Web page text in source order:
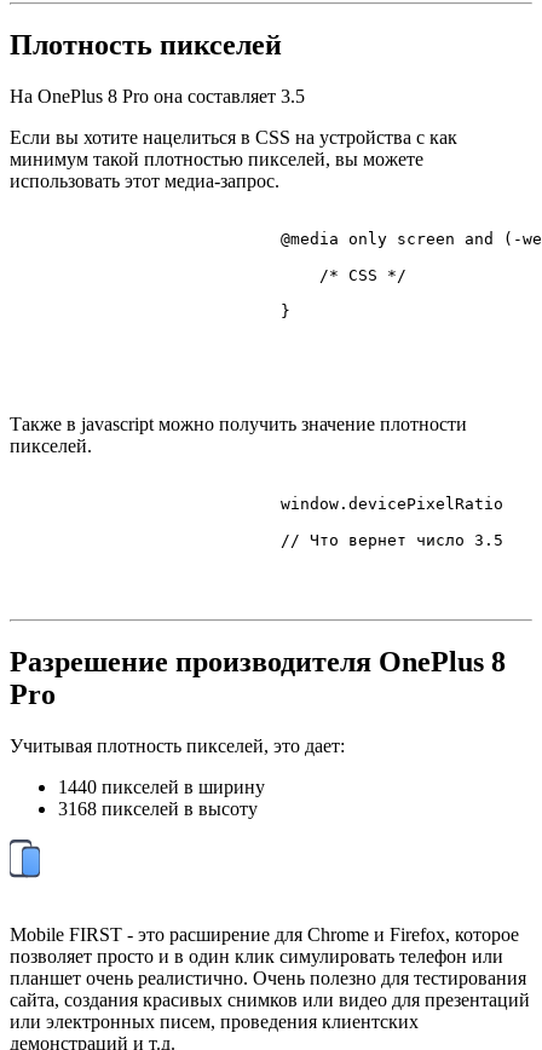
Плотность пикселей
На OnePlus 8 Pro она составляет 3.5
Если вы хотите нацелиться в CSS на устройства с как
минимум такой плотностью пикселей, вы можете
использовать этот медиа-запрос.
@media only screen and (-
/* CSS */
                            }
Также в javascript можно получить значение плотности
пикселей.
                            window.
devicePixelRatio
// Что вернет число 3.5
Разрешение производителя OnePlus 8
Pro
Учитывая плотность пикселей, это дает:
1440 пикселей в ширину
3168 пикселей в высоту
Mobile FIRST - это расширение для Chrome и Firefox, которое
позволяет просто и в один клик симулировать телефон или
планшет очень реалистично. Очень полезно для тестирования
сайта, создания красивых снимков или видео для презентаций
или электронных писем, проведения клиентских
демонстраций и т.д.